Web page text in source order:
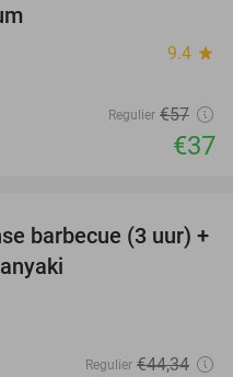
9.4 star
Regulier €57
€37
21%
barbecue (3 uur) +
Regulier €44,34